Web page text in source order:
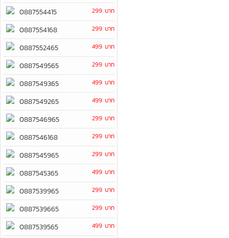
0887554415 299 บาท
0887554168 299 บาท
0887552465 499 บาท
0887549565 299 บาท
0887549365 499 บาท
0887549265 499 บาท
0887546965 299 บาท
0887546168 299 บาท
0887545965 299 บาท
0887545365 499 บาท
0887539965 299 บาท
0887539665 299 บาท
0887539565 499 บาท